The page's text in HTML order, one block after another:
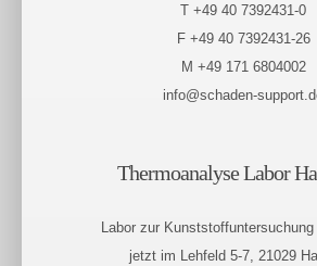
T +49 40 7392431-0
F +49 40 7392431-26
M +49 171 6804002
info@schaden-
Thermoanalyse Labor
Labor zur
jetzt im Lehfeld 5-7, 21029